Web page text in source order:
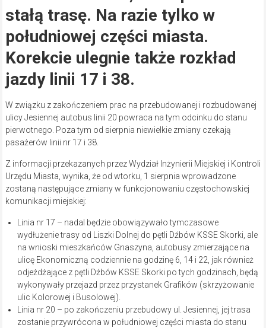
stałą trasę. Na razie tylko w
południowej części miasta.
Korekcie ulegnie także rozkład
jazdy linii 17 i 38.
W związku z zakończeniem prac na przebudowanej i rozbudowanej
ulicy Jesiennej autobus linii 20 powraca na tym odcinku do stanu
pierwotnego. Poza tym od sierpnia niewielkie zmiany czekają
pasażerów linii nr 17 i 38.
Z informacji przekazanych przez Wydział Inżynierii Miejskiej i Kontroli
Urzędu Miasta, wynika, że od wtorku, 1 sierpnia wprowadzone
zostaną następujące zmiany w funkcjonowaniu częstochowskiej
komunikacji miejskiej:
Linia nr 17 – nadal będzie obowiązywało tymczasowe
wydłużenie trasy od Liszki Dolnej do pętli Dźbów KSSE Skorki, ale
na wnioski mieszkańców Gnaszyna, autobusy zmierzające na
ulicę Ekonomiczną codziennie na godzinę 6, 14 i 22, jak również
odjeżdżające z pętli Dźbów KSSE Skorki po tych godzinach, będą
wykonywały przejazd przez przystanek Grafików (skrzyżowanie
ulic Kolorowej i Busolowej).
Linia nr 20 – po zakończeniu przebudowy ul. Jesiennej, jej trasa
zostanie przywrócona w południowej części miasta do stanu